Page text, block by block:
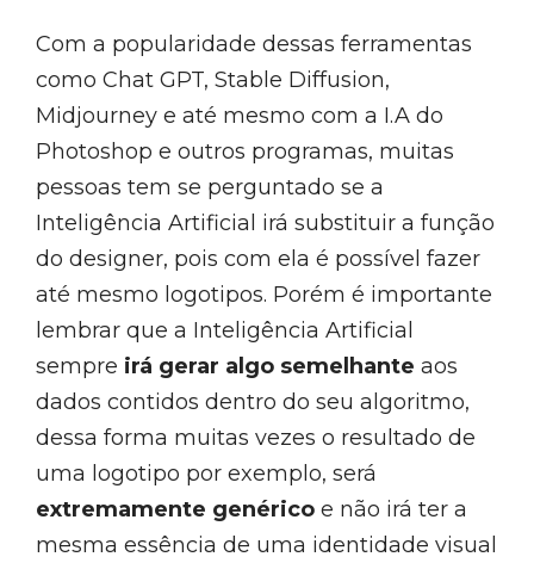
Com a popularidade dessas ferramentas
como Chat GPT, Stable Diffusion,
Midjourney e até mesmo com a I.A do
Photoshop e outros programas, muitas
pessoas tem se perguntado se a
Inteligência Artificial irá substituir a função
do designer, pois com ela é possível fazer
até mesmo logotipos. Porém é importante
lembrar que a Inteligência Artificial
sempre irá gerar algo semelhante aos
dados contidos dentro do seu algoritmo,
dessa forma muitas vezes o resultado de
uma logotipo por exemplo, será
extremamente genérico e não irá ter a
mesma essência de uma identidade visual